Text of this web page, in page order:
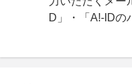
D」・「A!-IDの